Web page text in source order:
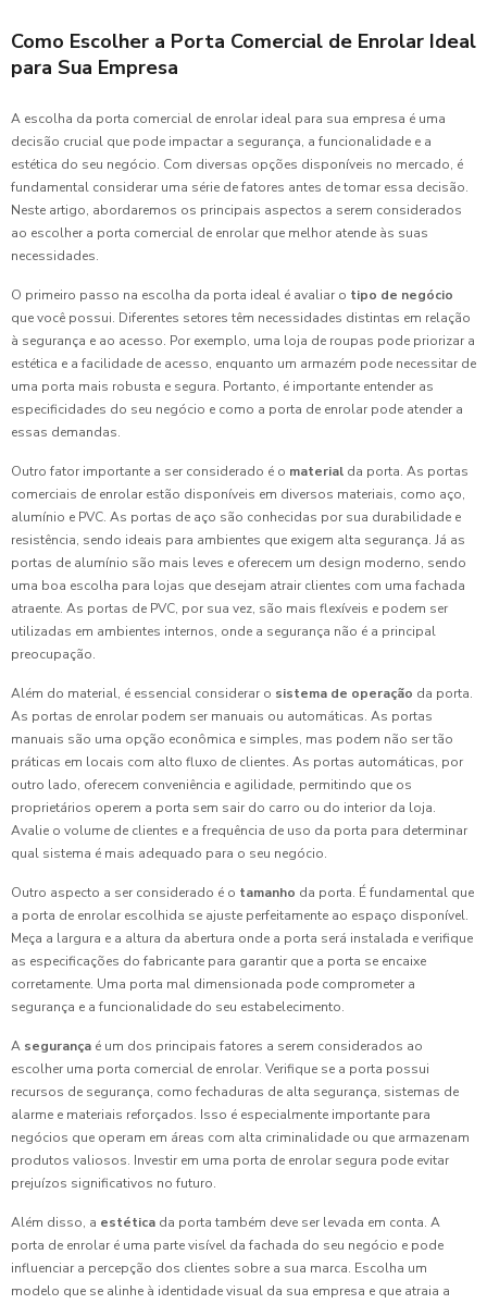
Como Escolher a Porta Comercial de Enrolar Ideal
para Sua Empresa
A escolha da porta comercial de enrolar ideal para sua empresa é uma
decisão crucial que pode impactar a segurança, a funcionalidade e a
estética do seu negócio. Com diversas opções disponíveis no mercado, é
fundamental considerar uma série de fatores antes de tomar essa decisão.
Neste artigo, abordaremos os principais aspectos a serem considerados
ao escolher a porta comercial de enrolar que melhor atende às suas
necessidades.
O primeiro passo na escolha da porta ideal é avaliar o tipo de negócio
que você possui. Diferentes setores têm necessidades distintas em relação
à segurança e ao acesso. Por exemplo, uma loja de roupas pode priorizar a
estética e a facilidade de acesso, enquanto um armazém pode necessitar de
uma porta mais robusta e segura. Portanto, é importante entender as
especificidades do seu negócio e como a porta de enrolar pode atender a
essas demandas.
Outro fator importante a ser considerado é o material da porta. As portas
comerciais de enrolar estão disponíveis em diversos materiais, como aço,
alumínio e PVC. As portas de aço são conhecidas por sua durabilidade e
resistência, sendo ideais para ambientes que exigem alta segurança. Já as
portas de alumínio são mais leves e oferecem um design moderno, sendo
uma boa escolha para lojas que desejam atrair clientes com uma fachada
atraente. As portas de PVC, por sua vez, são mais flexíveis e podem ser
utilizadas em ambientes internos, onde a segurança não é a principal
preocupação.
Além do material, é essencial considerar o sistema de operação da porta.
As portas de enrolar podem ser manuais ou automáticas. As portas
manuais são uma opção econômica e simples, mas podem não ser tão
práticas em locais com alto fluxo de clientes. As portas automáticas, por
outro lado, oferecem conveniência e agilidade, permitindo que os
proprietários operem a porta sem sair do carro ou do interior da loja.
Avalie o volume de clientes e a frequência de uso da porta para determinar
qual sistema é mais adequado para o seu negócio.
Outro aspecto a ser considerado é o tamanho da porta. É fundamental que
a porta de enrolar escolhida se ajuste perfeitamente ao espaço disponível.
Meça a largura e a altura da abertura onde a porta será instalada e verifique
as especificações do fabricante para garantir que a porta se encaixe
corretamente. Uma porta mal dimensionada pode comprometer a
segurança e a funcionalidade do seu estabelecimento.
A segurança é um dos principais fatores a serem considerados ao
escolher uma porta comercial de enrolar. Verifique se a porta possui
recursos de segurança, como fechaduras de alta segurança, sistemas de
alarme e materiais reforçados. Isso é especialmente importante para
negócios que operam em áreas com alta criminalidade ou que armazenam
produtos valiosos. Investir em uma porta de enrolar segura pode evitar
prejuízos significativos no futuro.
Além disso, a estética da porta também deve ser levada em conta. A
porta de enrolar é uma parte visível da fachada do seu negócio e pode
influenciar a percepção dos clientes sobre a sua marca. Escolha um
modelo que se alinhe à identidade visual da sua empresa e que atraia a